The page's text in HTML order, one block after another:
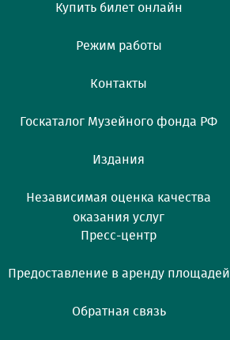
Купить билет онлайн
Режим работы
Контакты
Госкаталог Музейного фонда РФ
Издания
Независимая оценка качества
оказания услуг
Пресс-центр
Предоставление в аренду площадей
Обратная связь